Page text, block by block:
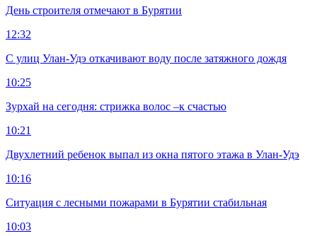
День строителя отмечают в Бурятии
12:32
С улиц Улан-Удэ откачивают воду после затяжного дождя
10:25
Зурхай на сегодня: стрижка волос –к счастью
10:21
Двухлетний ребенок выпал из окна пятого этажа в Улан-Удэ
10:16
Ситуация с лесными пожарами в Бурятии стабильная
10:03